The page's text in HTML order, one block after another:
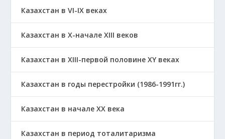
Казахстан в VI-IX веках
Казахстан в X-начале XIII веков
Казахстан в XIII-первой половине ХҮ веках
Казахстан в годы перестройки (1986-1991гг.)
Казахстан в начале ХХ века
Казахстан в период тоталитаризма